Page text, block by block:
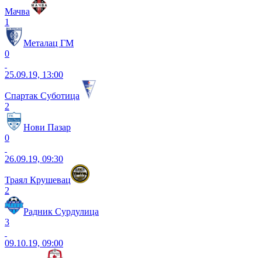
Мачва
1
Металац ГМ
0
25.09.19, 13:00
Спартак Суботица
2
Нови Пазар
0
26.09.19, 09:30
Траял Крушевац
2
Радник Сурдулица
3
09.10.19, 09:00